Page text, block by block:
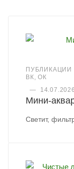
ПУБЛИКАЦИИ
ВК, ОК
—
14.07.2026
Мини-
Светит,